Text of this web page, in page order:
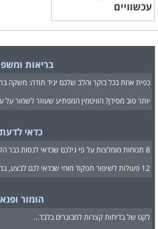
בריאות
כפית אחת בכל בוקר והלב שלכם יגיד תודה: משקה
יותר טוב מסידן? הוויטמין המפתיע שעוזר לשמור על
כדאי לדעת
8 תנוחות מומלצות על פי גילכם שכדאי לנסות כבר הלילה במיטה
12 פעולות לשיפור תפקוד מוחי שכדאי לכם לבצע, במיוחד את 6!
הומור
לקט של בדיחות קצרות למבוגרים בלבד...